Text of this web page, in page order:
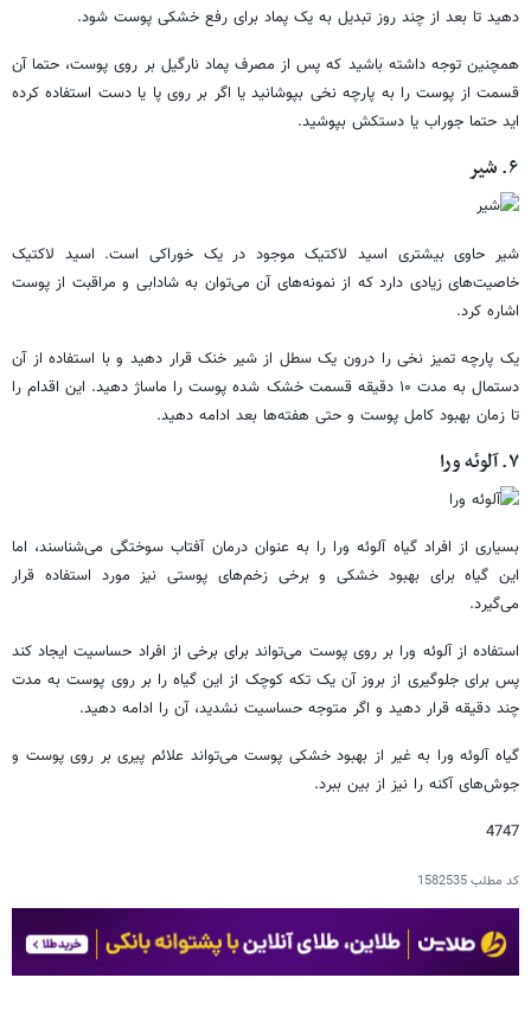
دهید تا بعد از چند روز تبدیل به یک پماد برای رفع خشکی پوست شود.
همچنین توجه داشته باشید که پس از مصرف پماد نارگیل بر روی پوست، حتما آن
قسمت از پوست را به پارچه نخی بپوشانید یا اگر بر روی پا یا دست استفاده کرده
اید حتما جوراب یا دستکش بپوشید.
۶. شیر
شیر حاوی بیشتری اسید لاکتیک موجود در یک خوراکی است. اسید لاکتیک
خاصیت‌های زیادی دارد که از نمونه‌های آن می‌توان به شادابی و مراقبت از پوست
اشاره کرد.
یک پارچه تمیز نخی را درون یک سطل از شیر خنک قرار دهید و با استفاده از آن
دستمال به مدت ۱۰ دقیقه قسمت خشک شده پوست را ماساژ دهید. این اقدام را
تا زمان بهبود کامل پوست و حتی هفته‌ها بعد ادامه دهید.
۷. آلوئه ورا
بسیاری از افراد گیاه آلوئه ورا را به عنوان درمان آفتاب سوختگی می‌شناسند، اما
این گیاه برای بهبود خشکی و برخی زخم‌های پوستی نیز مورد استفاده قرار
می‌گیرد.
استفاده از آلوئه ورا بر روی پوست می‌تواند برای برخی از افراد حساسیت ایجاد کند
پس برای جلوگیری از بروز آن یک تکه کوچک از این گیاه را بر روی پوست به مدت
چند دقیقه قرار دهید و اگر متوجه حساسیت نشدید، آن را ادامه دهید.
گیاه آلوئه ورا به غیر از بهبود خشکی پوست می‌تواند علائم پیری بر روی پوست و
جوش‌های آکنه را نیز از بین ببرد.
4747
کد مطلب1582535